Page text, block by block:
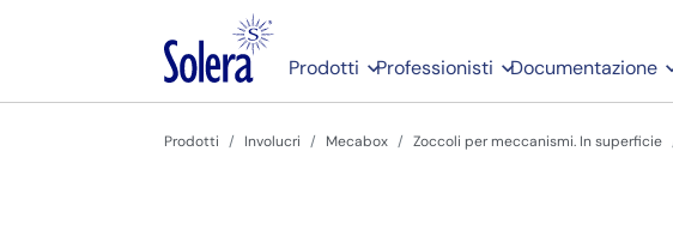
Prodotti Professionisti Documentazione
Prodotti Involucri Mecabox Zoccoli per meccanismi. In superficie